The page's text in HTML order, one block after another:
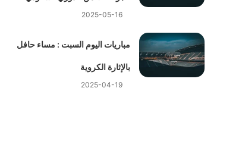
2025-05-16
مباريات اليوم السبت : مساء حافل
بالإثارة الكروية
2025-04-19